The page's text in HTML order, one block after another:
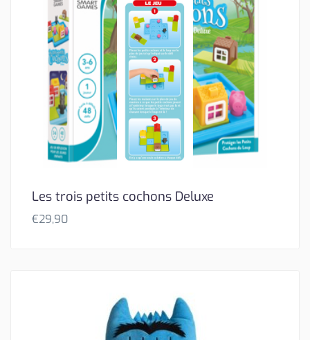
Les trois petits cochons Deluxe
€29,90